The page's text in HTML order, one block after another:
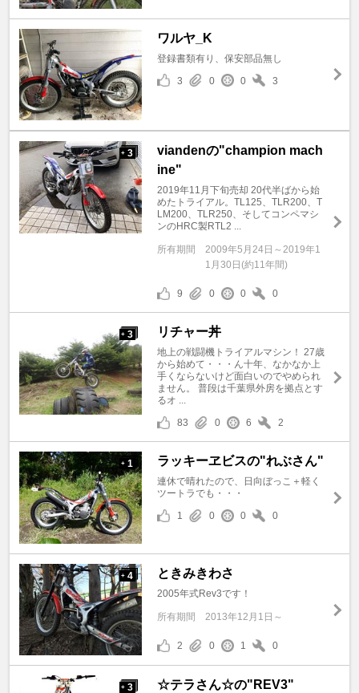
ワルヤ_K
登録書類有り、保安部品無し
3
0 0 3
+ 3
viandenの"champion mach
ine"
2019年11月下旬売却 20代半ばから始
めたトライアル。TL125、TLR200、T
LM200、TLR250、そしてコンペマシ
ンのHRC製RTL2 ...
所有期間
2009年5月24日～2019年1
1月30日(約11年間)
9 0 0 0
+ 3 リチャー丼
地上の戦闘機トライアルマシン！ 27歳
から始めて・・・ん十年、なかなか上
手くならないけど面白いのでやめられ
ません。 普段は千葉県外房を拠点とす
るオ ...
83
0 6 2
+ 1 ラッキーヱビスの"れぶさん"
連休で晴れたので、日向ぼっこ＋軽く
ツートラでも・・・
1
0 0 0
+ 4 ときみきわさ
2005年式Rev3です！
所有期間 2013年12月1日～
2 0 1 0
+ 3 ☆テラさん☆の"REV3"